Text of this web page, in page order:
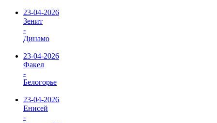
23-04-2026
Зенит
-
Динамо
23-04-2026
Факел
-
Белогорье
23-04-2026
Енисей
-